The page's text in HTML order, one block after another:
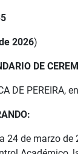
2026)
DE
DE
de marzo de